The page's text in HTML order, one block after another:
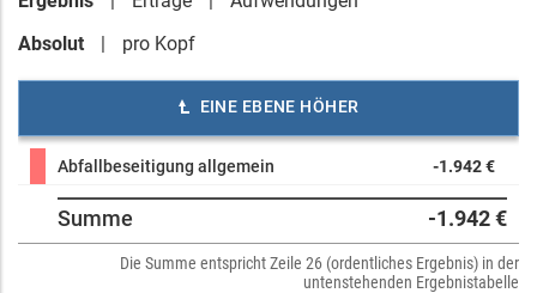
Absolut
pro Kopf
EINE EBENE HÖHER
Abfallbeseitigung allgemein -1.942 €
Summe -1.942 €
Die Summe entspricht Zeile 26 (ordentliches Ergebnis) in der
untenstehenden Ergebnistabelle